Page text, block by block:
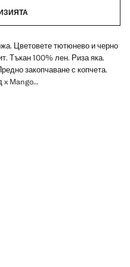
Цветовете тютюнево и черно
Тъкан 100% лен. Риза яка.
закопчаване с копчета.
x Mango
Усилихме нашите
с внимателно обмислена